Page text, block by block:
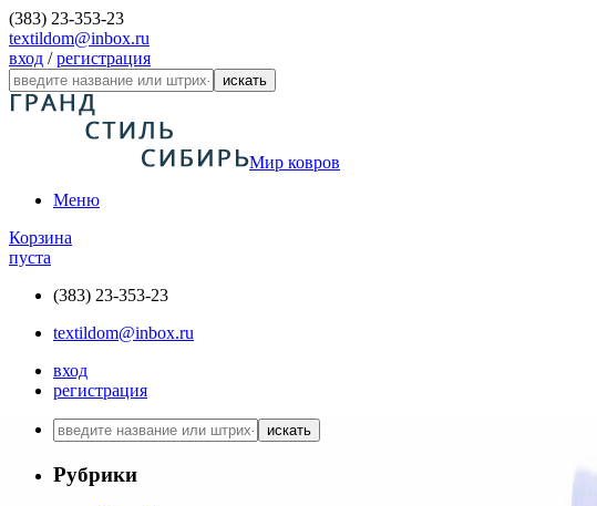
(383) 23-353-23
textildom@inbox.ru
вход /регистрация
искать
Мир ковров
Меню
Корзина
пуста
(383) 23-353-23
textildom@inbox.ru
вход
регистрация
искать
Рубрики